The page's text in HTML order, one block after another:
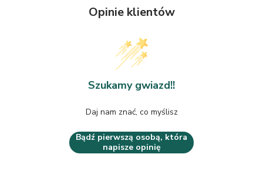
Opinie klientów
Szukamy gwiazd!!
Daj nam znać, co myślisz
Bądź pierwszą osobą, która
napisze opinię